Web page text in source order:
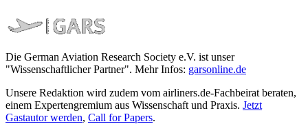
Die German Aviation Research Society e.V. ist unser
"Wissenschaftlicher Partner". Mehr Infos: garsonline.de
Unsere Redaktion wird zudem vom airliners.de-Fachbeirat beraten,
einem Expertengremium aus Wissenschaft und Praxis. Jetzt
Gastautor werden, Call for Papers.